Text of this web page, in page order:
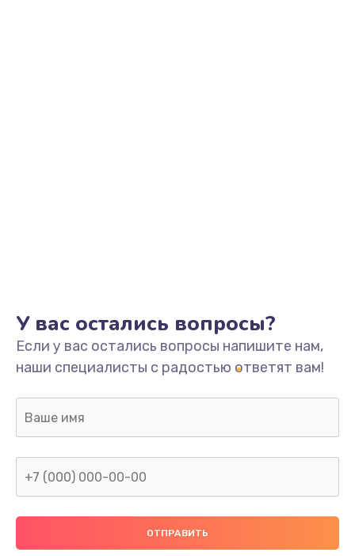
У вас остались вопросы?
Если у вас остались вопросы напишите нам,
наши специалисты с радостью ответят вам!